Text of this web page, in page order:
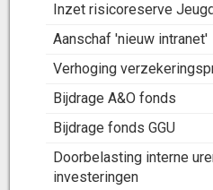
Inzet risicoreserve
Aanschaf 'nieuw intranet'
Verhoging
Bijdrage A&O fonds
Bijdrage fonds GGU
Doorbelasting interne
investeringen